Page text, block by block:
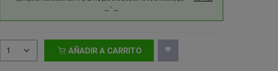
AÑADIR A CARRITO